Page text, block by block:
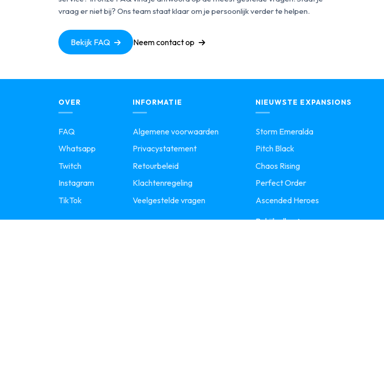
vraag er niet bij? Ons team staat klaar om je persoonlijk verder te helpen.
Bekijk FAQ Neem contact op
OVER
FAQ
Whatsapp
Twitch
Instagram
TikTok
INFORMATIE
Algemene voorwaarden
Privacystatement
Retourbeleid
Klachtenregeling
Veelgestelde vragen
NIEUWSTE EXPANSIONS
Storm Emeralda
Pitch Black
Chaos Rising
Perfect Order
Ascended Heroes
Bekijk alle